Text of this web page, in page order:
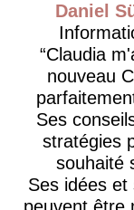
Daniel
Claudia
nouveau
Ses
stratégies
souhaité
Ses idées